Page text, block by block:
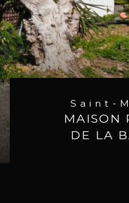
Saint-
MAISON
DE LA